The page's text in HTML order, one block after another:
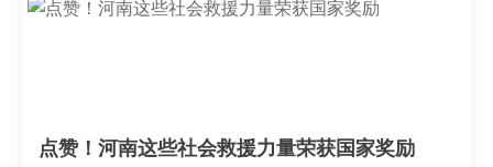
点赞！河南这些社会救援力量荣获国家奖励